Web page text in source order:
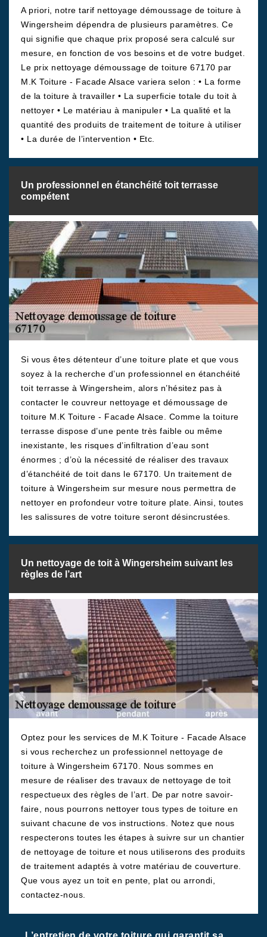
A priori, notre tarif nettoyage démoussage de toiture à
Wingersheim dépendra de plusieurs paramètres. Ce
qui signifie que chaque prix proposé sera calculé sur
mesure, en fonction de vos besoins et de votre budget.
Le prix nettoyage démoussage de toiture 67170 par
M.K Toiture - Facade Alsace variera selon : • La forme
de la toiture à travailler • La superficie totale du toit à
nettoyer • Le matériau à manipuler • La qualité et la
quantité des produits de traitement de toiture à utiliser
• La durée de l’intervention • Etc.
Un professionnel en étanchéité toit terrasse
compétent
Si vous êtes détenteur d’une toiture plate et que vous
soyez à la recherche d’un professionnel en étanchéité
toit terrasse à Wingersheim, alors n’hésitez pas à
contacter le couvreur nettoyage et démoussage de
toiture M.K Toiture - Facade Alsace. Comme la toiture
terrasse dispose d’une pente très faible ou même
inexistante, les risques d’infiltration d’eau sont
énormes ; d’où la nécessité de réaliser des travaux
d’étanchéité de toit dans le 67170. Un traitement de
toiture à Wingersheim sur mesure nous permettra de
nettoyer en profondeur votre toiture plate. Ainsi, toutes
les salissures de votre toiture seront désincrustées.
Un nettoyage de toit à Wingersheim suivant les
règles de l’art
Optez pour les services de M.K Toiture - Facade Alsace
si vous recherchez un professionnel nettoyage de
toiture à Wingersheim 67170. Nous sommes en
mesure de réaliser des travaux de nettoyage de toit
respectueux des règles de l’art. De par notre savoir-
faire, nous pourrons nettoyer tous types de toiture en
suivant chacune de vos instructions. Notez que nous
respecterons toutes les étapes à suivre sur un chantier
de nettoyage de toiture et nous utiliserons des produits
de traitement adaptés à votre matériau de couverture.
Que vous ayez un toit en pente, plat ou arrondi,
contactez-nous.